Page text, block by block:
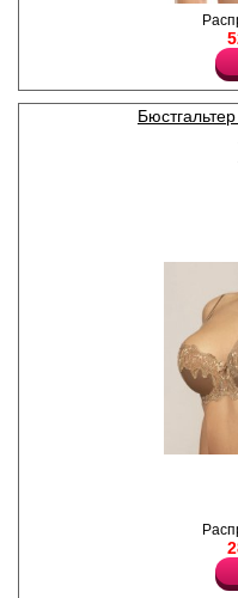
женский
чашками
съемные.
Эластан
вышивки
Эластан